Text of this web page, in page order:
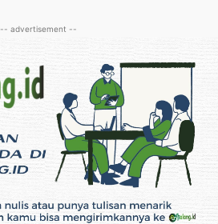
-- advertisement --